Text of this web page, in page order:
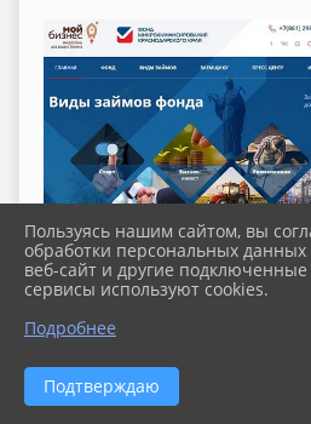
Фонд
Пользуясь нашим сайтом, вы
обработки персональных
веб-сайт и другие подключенные
сервисы используют cookies.
Подробнее
Подтверждаю